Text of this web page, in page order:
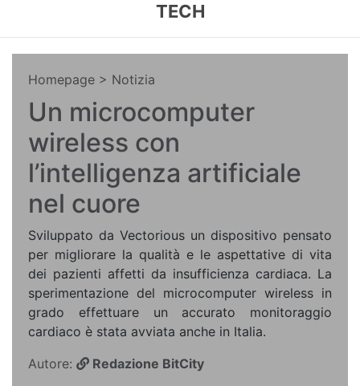
TECH
Homepage > Notizia
Un microcomputer
wireless con
l’intelligenza artificiale
nel cuore
Sviluppato da Vectorious un dispositivo pensato
per migliorare la qualità e le aspettative di vita
dei pazienti affetti da insufficienza cardiaca. La
sperimentazione del microcomputer wireless in
grado effettuare un accurato monitoraggio
cardiaco è stata avviata anche in Italia.
Autore:
Redazione BitCity